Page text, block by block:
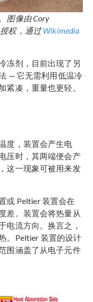
图像由 Cory
授权，通过Wikimedia
冻剂，目前出现了另
— 它无需利用低温冷
紧凑，重量也更轻。
度，装置会产生电
压时，其两端便会产
这一现象可被用来发
或 Peltier 装置会在
差。装置会将热量从
电流方向。换言之，
。Peltier 装置的设计
围涵盖了从电子元件